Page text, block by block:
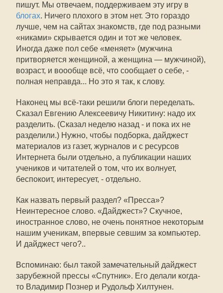
пишут. Мы отвечаем, поддерживаем эту игру в
блогах. Ничего плохого в этом нет. Это гораздо
лучше, чем на сайтах знакомств, где под разными
«никами» скрывается один и тот же человек.
Иногда даже пол себе «меняет» (мужчина
притворяется женщиной, а женщина — мужчиной),
возраст, и воообще всё, что сообщает о себе, -
полная неправда... Но это я так, к слову.
Наконец мы всё-таки решили блоги переделать.
Сказал Евгению Алексеевичу Никитину: надо их
разделить. (Сказал неделю назад - и пока их не
разделили.) Нужно, чтобы подборка, дайджест
материалов из газет, журналов и с ресурсов
Интернета были отдельно, а публикации наших
учеников и читателей о том, что их волнует,
беспокоит, интересует, - отдельно.
Как назвать первый раздел? «Пресса»?
Неинтересное слово. «Дайджест»? Скучное,
иностранное слово, не очень понятное некоторым
нашим ученикам, впервые севшим за компьютер.
И дайджест чего?..
Вспоминаю: был такой замечательный дайджест
зарубежной прессы «Спутник». Его делали когда-
то Владимир Познер и Рудольф Хилтунен.